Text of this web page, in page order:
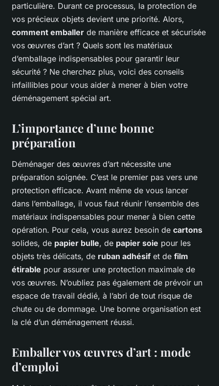
particulière. Durant ce processus, la protection de
vos précieux objets devient une priorité. Alors,
comment emballer de manière efficace et sécurisée
vos œuvres d’art ? Quels sont les matériaux
d’emballage indispensables pour garantir leur
sécurité ? Ne cherchez plus, voici des conseils
infaillibles pour vous aider à mener à bien votre
déménagement spécial art.
L’importance d’une bonne
préparation
Déménager des œuvres d’art nécessite une
préparation soignée. C’est le premier pas vers une
protection efficace. Avant même de vous lancer
dans l’emballage, il vous faut réunir l’ensemble des
matériaux indispensables pour mener à bien cette
opération. Pour cela, vous aurez besoin de cartons
solides, de papier bulle, de papier soie pour les
objets très délicats, de ruban adhésif et de film
étirable pour assurer une protection maximale de
vos œuvres. N’oubliez pas également de prévoir un
espace de travail dédié, à l’abri de tout risque de
chute ou de dommage. Une bonne organisation est
la clé d’un déménagement réussi.
Emballer vos œuvres d’art : mode
d’emploi